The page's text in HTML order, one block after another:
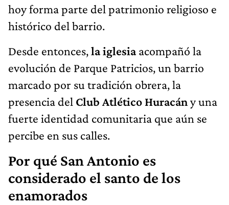
hoy forma parte del patrimonio religioso e
histórico del barrio.
Desde entonces,la iglesiaacompañó la
evolución de Parque Patricios, un barrio
marcado por su tradición obrera, la
presencia del Club Atlético Huracány una
fuerte identidad comunitaria que aún se
percibe en sus calles.
Por qué San Antonio es
considerado el santo de los
enamorados